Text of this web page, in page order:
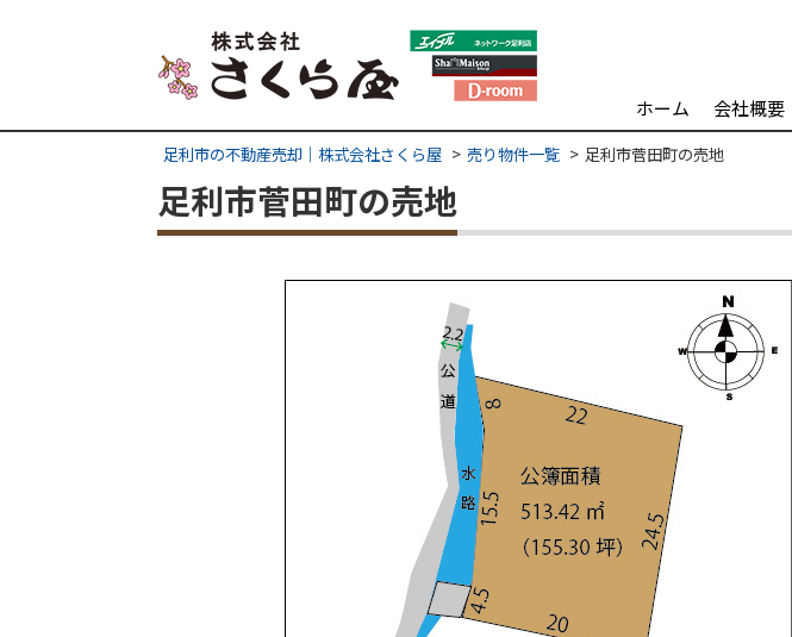
ホーム 会社概要
足利市の不動産売却｜株式会社さくら屋 売り物件一覧 足利市菅田町の売地
足利市菅田町の売地